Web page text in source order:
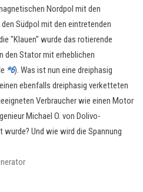
Nordpol mit den
Südpol mit den eintretenden
"Klauen" wurde das rotierende
den Stator mit erheblichen
*6). Was ist nun eine dreiphasig
ebenfalls dreiphasig verketteten
Verbraucher wie einen Motor
Michael O. von Dolivo-
Und wie wird die Spannung